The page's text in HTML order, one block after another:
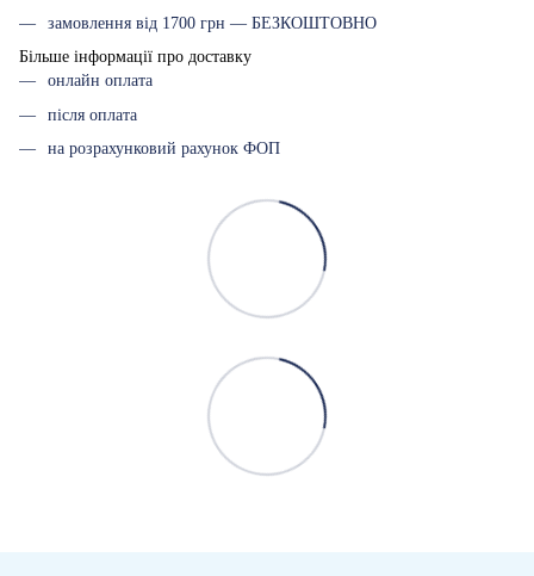
замовлення від 1700 грн — БЕЗКОШТОВНО
Більше інформації про доставку
онлайн оплата
після оплата
на розрахунковий рахунок ФОП